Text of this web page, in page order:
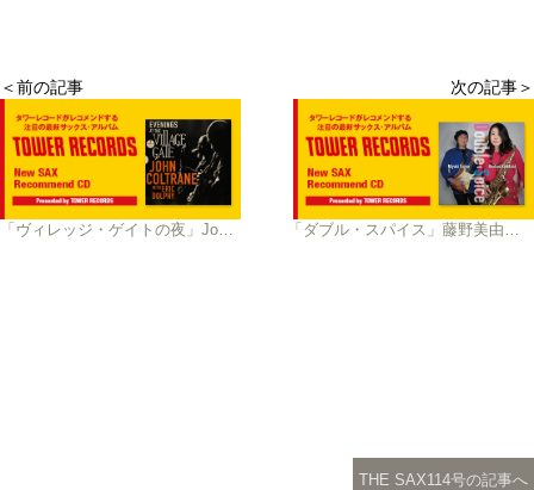
＜前の記事 次の記事＞
THE SAX114号の記事へ